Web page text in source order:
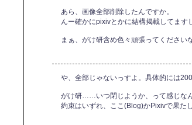
あら、画像全部削除したんですか。
んー確かにpixivとかに結構掲載してます
まぁ、がけ研含め色々頑張ってください
や、全部じゃないっすよ。具体的には
がけ研……いつ閉じようか、って感じな
約束はいずれ、ここ(Blog)かPixivで果た